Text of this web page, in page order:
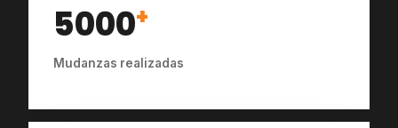
5000+
Mudanzas realizadas